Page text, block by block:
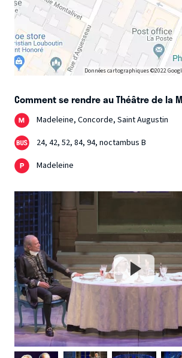
Souper. La dispute entre deux
est aussi une figure de style que
est servie par un véritable auteur, est la
défendre.
Données cartographiques ©2022
Comment se rendre au Théâtre de la
Madeleine, Concorde, Saint Augustin
24, 42, 52, 84, 94, noctambus B
Madeleine